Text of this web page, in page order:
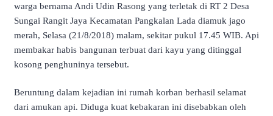
warga bernama Andi Udin Rasong yang terletak di RT 2 Desa
Sungai Rangit Jaya Kecamatan Pangkalan Lada diamuk jago
merah, Selasa (21/8/2018) malam, sekitar pukul 17.45 WIB. Api
membakar habis bangunan terbuat dari kayu yang ditinggal
kosong penghuninya tersebut.
Beruntung dalam kejadian ini rumah korban berhasil selamat
dari amukan api. Diduga kuat kebakaran ini disebabkan oleh